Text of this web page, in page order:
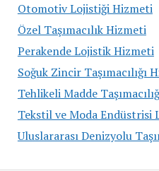
Otomotiv Lojistiği Hizmeti
Özel Taşımacılık Hizmeti
Perakende Lojistik Hizmeti
Soğuk Zincir Taşımacılığı
Tehlikeli Madde
Tekstil ve Moda Endüstrisi
Uluslararası Denizyolu